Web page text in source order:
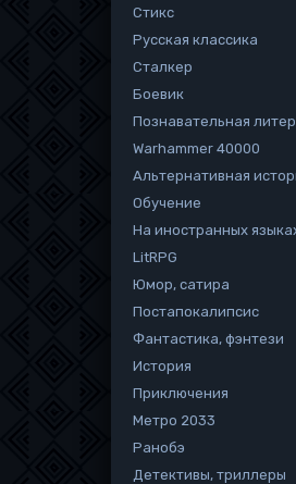
Стикс
Русская классика
Сталкер
Боевик
Познавательная
Warhammer 40000
Альтернативная
Обучение
На иностранных
LitRPG
Юмор, сатира
Постапокалипсис
Фантастика, фэнтези
История
Приключения
Метро 2033
Ранобэ
Детективы, триллеры